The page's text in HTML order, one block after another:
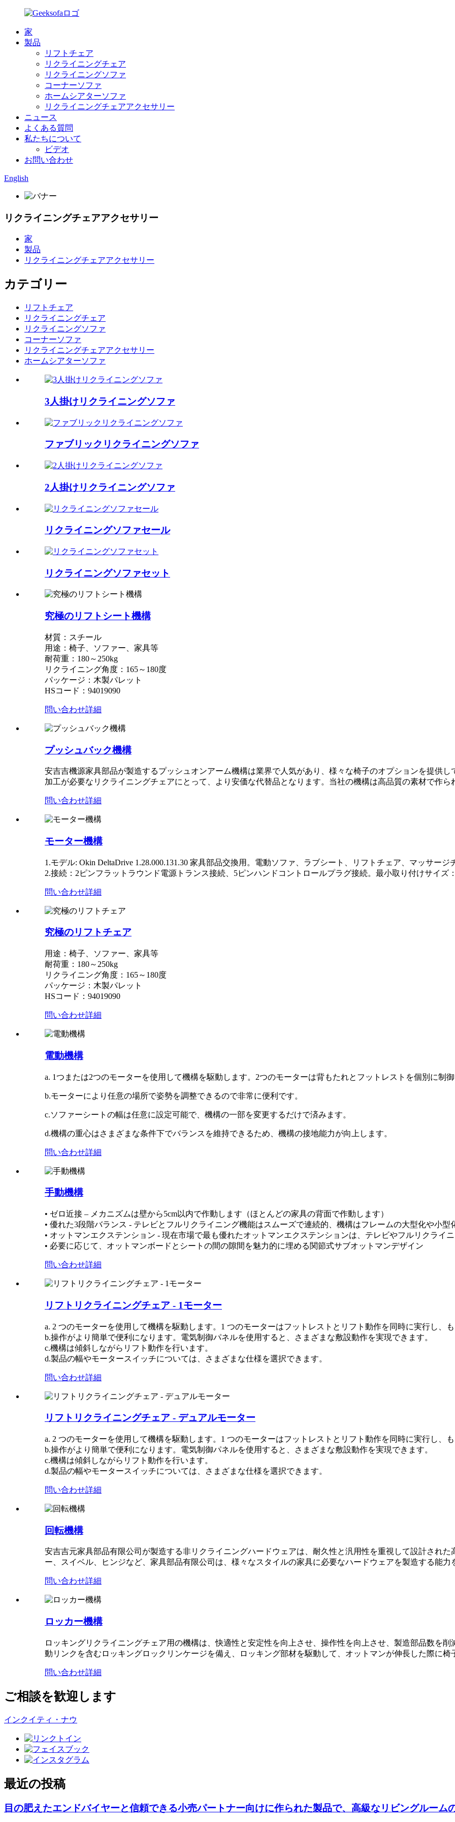
家
製品
リフトチェア
リクライニングチェア
リクライニングソファ
コーナーソファ
ホームシアターソファ
リクライニングチェアアクセサリー
ニュース
よくある質問
私たちについて
ビデオ
お問い合わせ
English
リクライニングチェアアクセサリー
家
製品
リクライニングチェアアクセサリー
カテゴリー
リフトチェア
リクライニングチェア
リクライニングソファ
コーナーソファ
リクライニングチェアアクセサリー
ホームシアターソファ
3人掛けリクライニングソファ
ファブリックリクライニングソファ
2人掛けリクライニングソファ
リクライニングソファセール
リクライニングソファセット
究極のリフトシート機構
材質：スチール
用途：椅子、ソファー、家具等
耐荷重：180～250kg
リクライニング角度：165～180度
パッケージ：木製パレット
HSコード：94019090
問い合わせ詳細
プッシュバック機構
安吉吉機源家具部品が製造するプッシュオンアーム機構は業界で人気があり、様々な椅子のオプションを提供
加工が必要なリクライニングチェアにとって、より安価な代替品となります。当社の機構は高品質の素材で作ら
問い合わせ詳細
モーター機構
1.モデル: Okin DeltaDrive 1.28.000.131.30 家具部品交換用。電動ソファ、ラブシート、リフトチェア、マッサージ
2.接続：2ピンフラットラウンド電源トランス接続、5ピンハンドコントロールプラグ接続。最小取り付けサイズ
問い合わせ詳細
究極のリフトチェア
用途：椅子、ソファー、家具等
耐荷重：180～250kg
リクライニング角度：165～180度
パッケージ：木製パレット
HSコード：94019090
問い合わせ詳細
電動機構
a. 1つまたは2つのモーターを使用して機構を駆動します。2つのモーターは背もたれとフットレストを個別に制御
b.モーターにより任意の場所で姿勢を調整できるので非常に便利です。
c.ソファーシートの幅は任意に設定可能で、機構の一部を変更するだけで済みます。
d.機構の重心はさまざまな条件下でバランスを維持できるため、機構の接地能力が向上します。
問い合わせ詳細
手動機構
• ゼロ近接 – メカニズムは壁から5cm以内で作動します（ほとんどの家具の背面で作動します）
• 優れた3段階バランス - テレビとフルリクライニング機能はスムーズで連続的、機構はフレームの大型化や小型
• オットマンエクステンション - 現在市場で最も優れたオットマンエクステンションは、テレビやフルリクライ
• 必要に応じて、オットマンボードとシートの間の隙間を魅力的に埋める関節式サブオットマンデザイン
問い合わせ詳細
リフトリクライニングチェア - 1モーター
a. 2 つのモーターを使用して機構を駆動します。1 つのモーターはフットレストとリフト動作を同時に実行し、
b.操作がより簡単で便利になります。電気制御パネルを使用すると、さまざまな敷設動作を実現できます。
c.機構は傾斜しながらリフト動作を行います。
d.製品の幅やモータースイッチについては、さまざまな仕様を選択できます。
問い合わせ詳細
リフトリクライニングチェア - デュアルモーター
a. 2 つのモーターを使用して機構を駆動します。1 つのモーターはフットレストとリフト動作を同時に実行し、
b.操作がより簡単で便利になります。電気制御パネルを使用すると、さまざまな敷設動作を実現できます。
c.機構は傾斜しながらリフト動作を行います。
d.製品の幅やモータースイッチについては、さまざまな仕様を選択できます。
問い合わせ詳細
回転機構
安吉吉元家具部品有限公司が製造する非リクライニングハードウェアは、耐久性と汎用性を重視して設計され
ー、スイベル、ヒンジなど、家具部品有限公司は、様々なスタイルの家具に必要なハードウェアを製造する能力
問い合わせ詳細
ロッカー機構
ロッキングリクライニングチェア用の機構は、快適性と安定性を向上させ、操作性を向上させ、製造部品数を
動リンクを含むロッキングロックリンケージを備え、ロッキング部材を駆動して、オットマンが伸長した際に椅
問い合わせ詳細
ご相談を歓迎します
インクイティ・ナウ
最近の投稿
目の肥えたエンドバイヤーと信頼できる小売パートナー向けに作られた製品で、高級なリビングルーム